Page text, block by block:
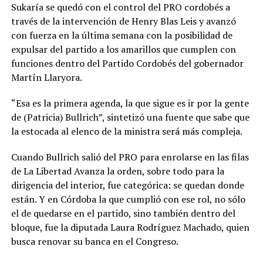
Sukaría se quedó con el control del PRO cordobés a
través de la intervención de Henry Blas Leis y avanzó
con fuerza en la última semana con la posibilidad de
expulsar del partido a los amarillos que cumplen con
funciones dentro del Partido Cordobés del gobernador
Martín Llaryora.
“Esa es la primera agenda, la que sigue es ir por la gente
de (Patricia) Bullrich”, sintetizó una fuente que sabe que
la estocada al elenco de la ministra será más compleja.
Cuando Bullrich salió del PRO para enrolarse en las filas
de La Libertad Avanza la orden, sobre todo para la
dirigencia del interior, fue categórica: se quedan donde
están. Y en Córdoba la que cumplió con ese rol, no sólo
el de quedarse en el partido, sino también dentro del
bloque, fue la diputada Laura Rodríguez Machado, quien
busca renovar su banca en el Congreso.